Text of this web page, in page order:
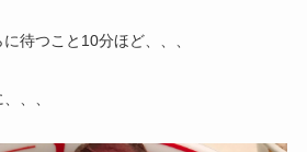
待つこと10分ほど、、、
、、